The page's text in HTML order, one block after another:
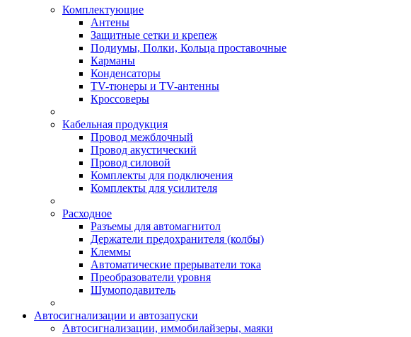
Комплектующие
Антены
Защитные сетки и крепеж
Подиумы, Полки, Кольца проставочные
Карманы
Конденсаторы
TV-тюнеры и TV-антенны
Кроссоверы
Кабельная продукция
Провод межблочный
Провод акустический
Провод силовой
Комплекты для подключения
Комплекты для усилителя
Расходное
Разъемы для автомагнитол
Держатели предохранителя (колбы)
Клеммы
Автоматические прерыватели тока
Преобразователи уровня
Шумоподавитель
Автосигнализации и автозапуски
Автосигнализации, иммобилайзеры, маяки